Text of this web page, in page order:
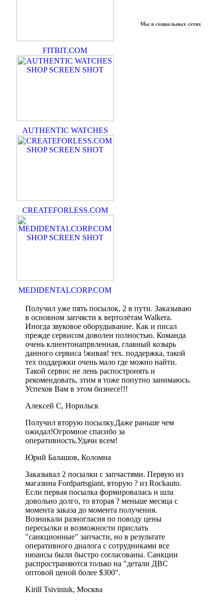
FITBIT.COM
AUTHENTIC WATCHES
CREATEFORLESS.COM
MEDIDENTALCORP.COM
Мы в социальных сетях
Получил уже пять посылок, 2 в пути. Заказываю
в основном запчясти к вертолётам Walkera.
Иногда звуковое оборудывание. Как и писал
прежде сервисом доволен полностью. Команда
очень клиентонапрвленная, главный козырь
данного сервиса !живая! тех. поддержка, такой
тех поддержки очень мало где можно найти.
Такой сервис не лень распостронять и
рекомендовать, этим я тоже попутно занимаюсь.
Успехов Вам в этом бизнесе!!!
Алексей С, Норильск
Получил вторую посылку.Даже раньше чем
ожидал!Огромное спасибо за
оперативность.Удачи всем!
Юрий Балашов, Коломна
Заказывал 2 посылки с запчастями. Первую из
магазина Fordpartsgiant, вторую ? из Rockauto.
Если первая посылка формировалась и шла
довольно долго, то вторая ? меньше месяца с
момента заказа до момента получения.
Возникали разногласия по поводу цены
пересылки и возможности прислать
"санкционные" запчасти, но в результате
оперативного диалога с сотрудниками все
нюансы были быстро согласованы. Санкции
распространяются только на "детали ДВС
оптовой ценой более $300".
Kirill Tsiviniuk, Москва